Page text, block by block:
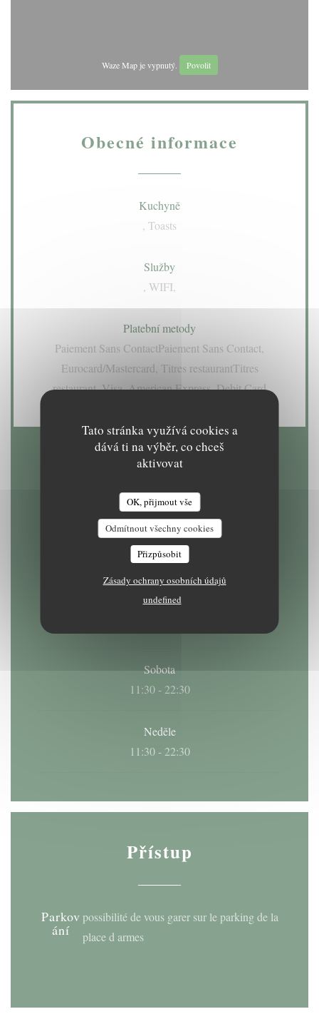
Tato stránka využívá cookies a
dává ti na výběr, co chceš
aktivovat
OK, přijmout vše
Odmítnout všechny cookies
Přizpůsobit
Zásady ochrany osobních údajů
undefined
Waze Map je vypnutý. Povolit
Obecné informace
Kuchyně
, Toasts
Služby
, WIFI,
Platební metody
Paiement Sans ContactPaiement Sans Contact,
Eurocard/Mastercard, Titres restaurantTitres
restaurant, Visa, American Express, Debit Card
Otevírací hodiny
Pondělí
11:30 - 14:30 • 18:45 - 22:30
Ute-Pat
Sobota
11:30 - 22:30
Neděle
11:30 - 22:30
Přístup
Parkov
ání
possibilité de vous garer sur le parking de la
place d armes